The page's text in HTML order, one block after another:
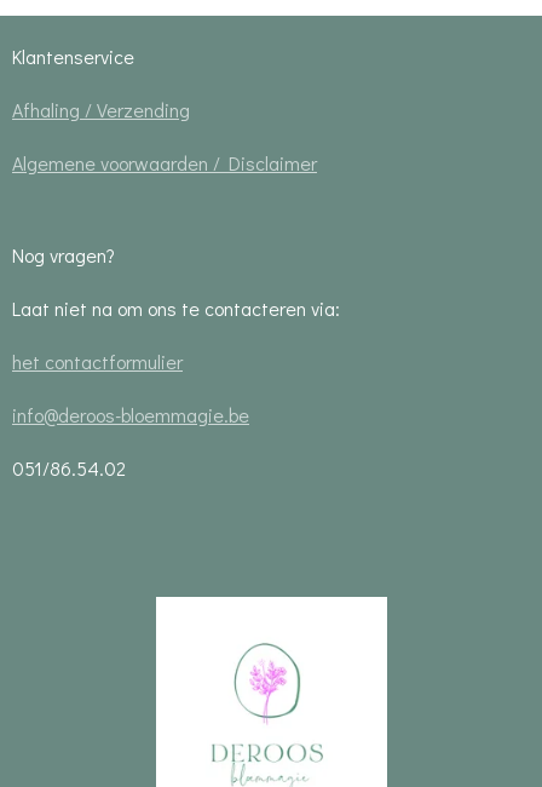
Klantenservice
Afhaling / Verzending
Algemene voorwaarden / Disclaimer
Nog vragen?
Laat niet na om ons te contacteren via:
het contactformulier
info@deroos-bloemmagie.be
051/86.54.02